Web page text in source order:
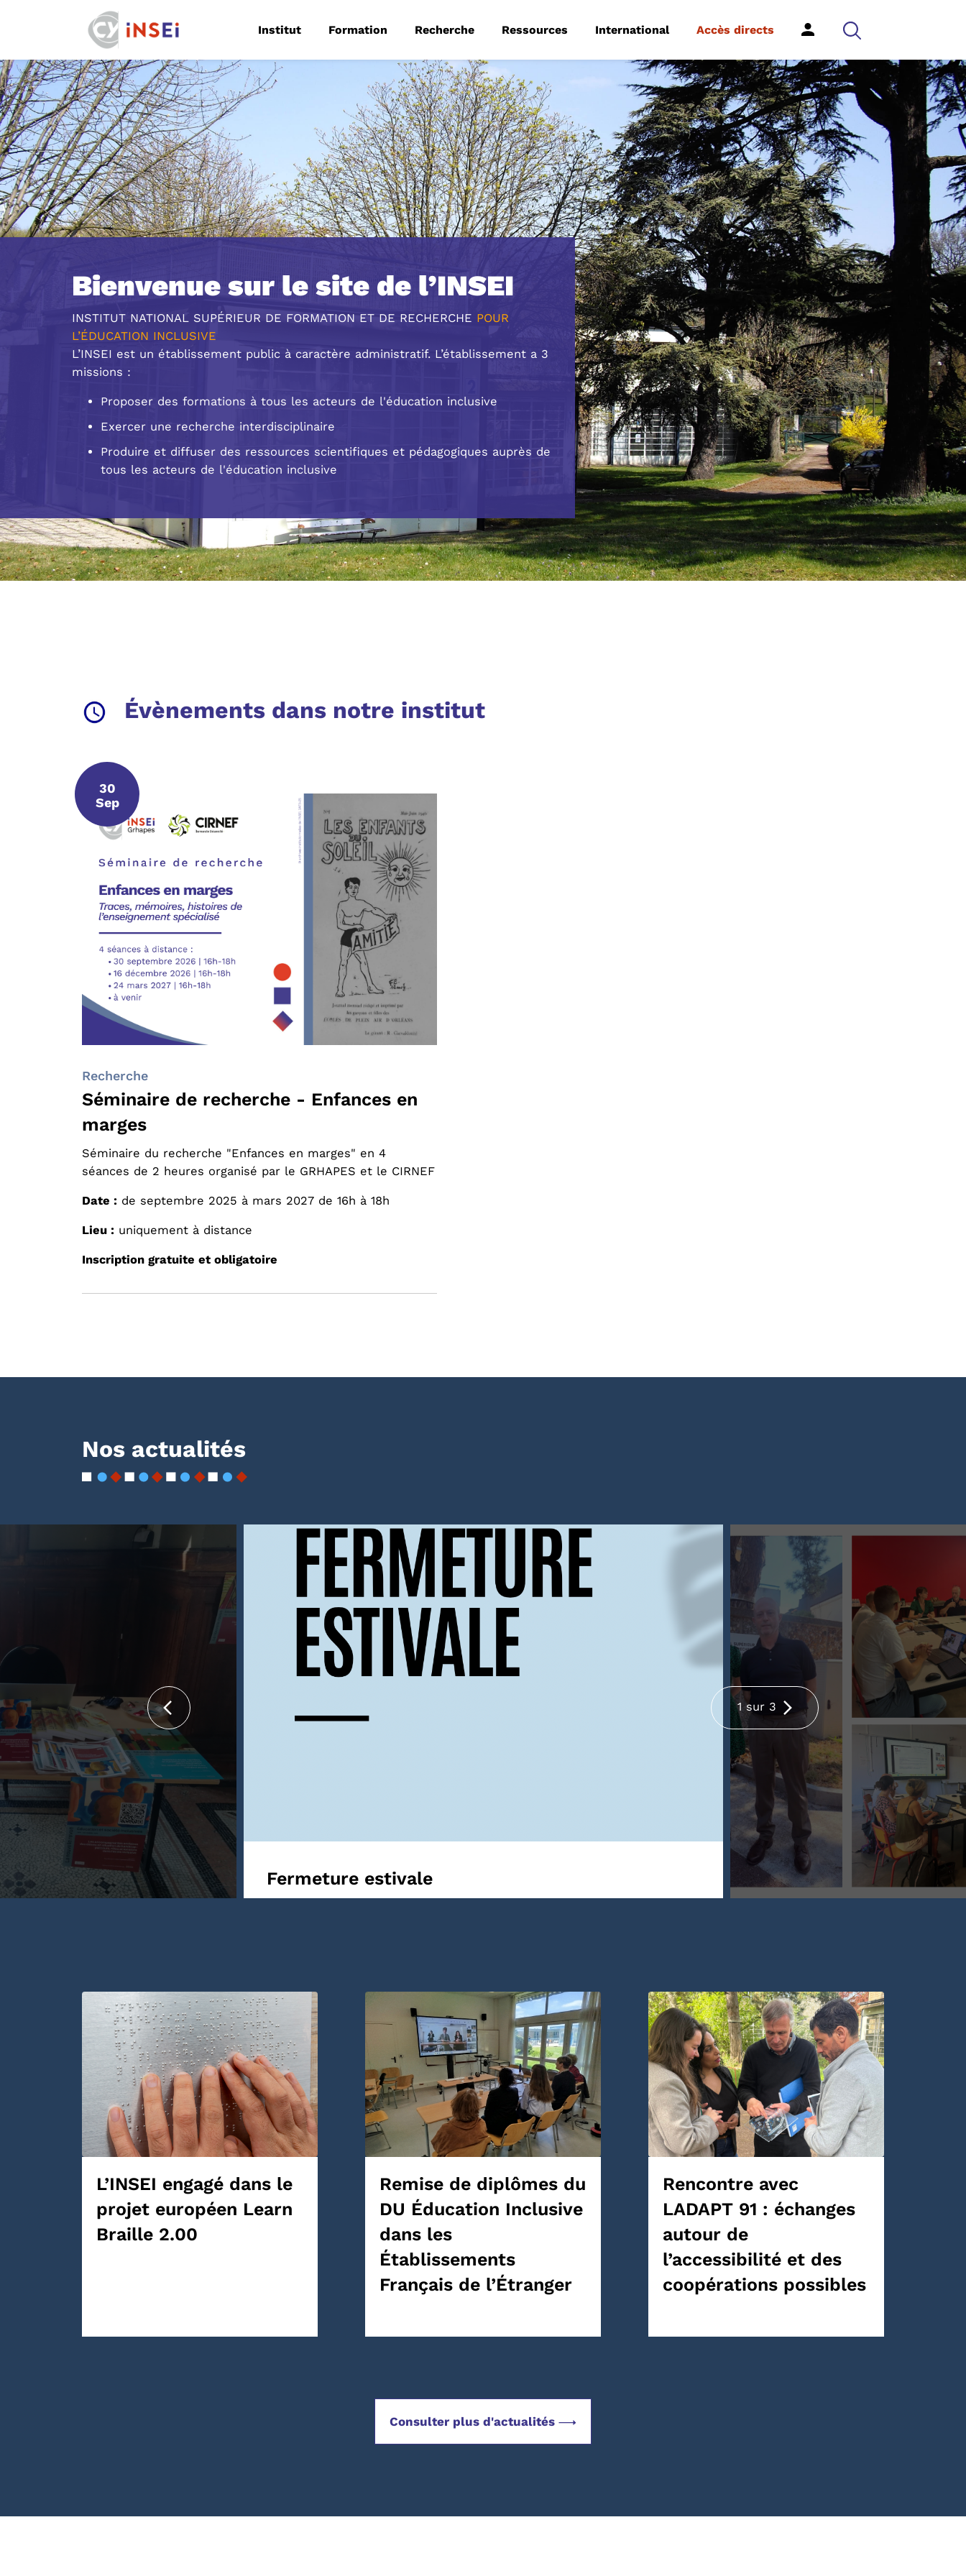
Institut Formation Recherche Ressources International Accès directs
Bienvenue sur le site de l’INSEI
INSTITUT NATIONAL SUPÉRIEUR DE FORMATION ET DE RECHERCHE POUR
L’ÉDUCATION INCLUSIVE
L’INSEI est un établissement public à caractère administratif. L’établissement a 3
missions :
Proposer des formations à tous les acteurs de l'éducation inclusive
Exercer une recherche interdisciplinaire
Produire et diffuser des ressources scientifiques et pédagogiques auprès de
tous les acteurs de l'éducation inclusive
Évènements dans notre institut
30 septembre 2026
30
Sep
Recherche
Séminaire de recherche - Enfances en
marges
Séminaire du recherche "Enfances en marges" en 4
séances de 2 heures organisé par le GRHAPES et le CIRNEF
Date : de septembre 2025 à mars 2027 de 16h à 18h
Lieu : uniquement à distance
Inscription gratuite et obligatoire
Nos actualités
internationale
Fermeture estivale
Renouvellement du
l'IH2EF
1 sur 3
L’INSEI engagé dans le
projet européen Learn
Braille 2.00
Remise de diplômes du
DU Éducation Inclusive
dans les
Établissements
Français de l’Étranger
Rencontre avec
LADAPT 91 : échanges
autour de
l’accessibilité et des
coopérations possibles
Consulter plus d'actualités